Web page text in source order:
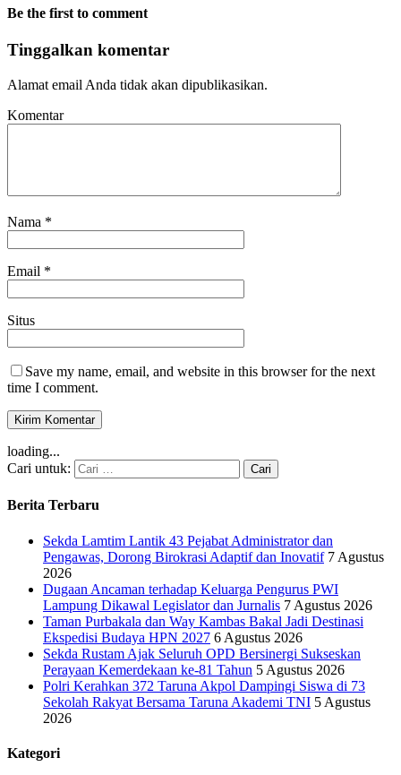
Be the first to comment
Tinggalkan komentar
Alamat email Anda tidak akan dipublikasikan.
Komentar
Nama *
Email *
Situs
Save my name, email, and website in this browser for the next
time I comment.
loading...
Cari untuk:
Berita Terbaru
Sekda Lamtim Lantik 43 Pejabat Administrator dan
Pengawas, Dorong Birokrasi Adaptif dan Inovatif 7 Agustus
2026
Dugaan Ancaman terhadap Keluarga Pengurus PWI
Lampung Dikawal Legislator dan Jurnalis 7 Agustus 2026
Taman Purbakala dan Way Kambas Bakal Jadi Destinasi
Ekspedisi Budaya HPN 2027 6 Agustus 2026
Sekda Rustam Ajak Seluruh OPD Bersinergi Sukseskan
Perayaan Kemerdekaan ke-81 Tahun 5 Agustus 2026
Polri Kerahkan 372 Taruna Akpol Dampingi Siswa di 73
Sekolah Rakyat Bersama Taruna Akademi TNI 5 Agustus
2026
Kategori